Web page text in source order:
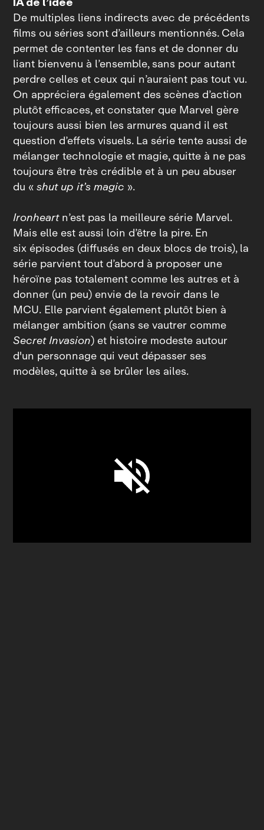
De multiples liens indirects avec de précédents
films ou séries sont d’ailleurs mentionnés. Cela
permet de contenter les fans et de donner du
liant bienvenu à l’ensemble, sans pour autant
perdre celles et ceux qui n’auraient pas tout vu.
On appréciera également des scènes d’action
plutôt efficaces, et constater que Marvel gère
toujours aussi bien les armures quand il est
question d’effets visuels. La série tente aussi de
mélanger technologie et magie, quitte à ne pas
toujours être très crédible et à un peu abuser
du «shut up it’s magic ».
Ironheartn’est pas la meilleure série Marvel.
Mais elle est aussi loin d’être la pire. En
six épisodes (diffusés en deux blocs de trois), la
série parvient tout d’abord à proposer une
héroïne pas totalement comme les autres et à
donner (un peu) envie de la revoir dans le
MCU. Elle parvient également plutôt bien à
mélanger ambition (sans se vautrer comme
Secret Invasion) et histoire modeste autour
d'un personnage qui veut dépasser ses
modèles, quitte à se brûler les ailes.